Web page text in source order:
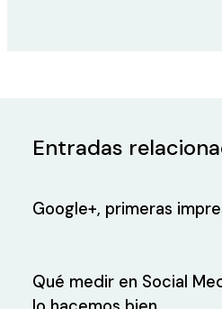
Entradas
Google+, primeras
Qué medir en Social